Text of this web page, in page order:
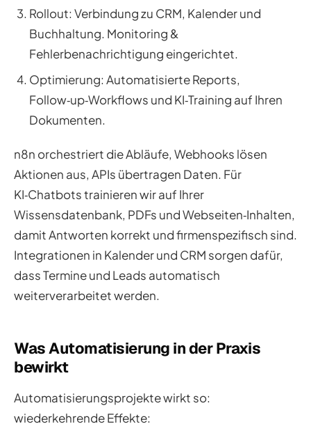
Rollout: Verbindung zu CRM, Kalender und
Buchhaltung. Monitoring &
Fehlerbenachrichtigung eingerichtet.
Optimierung: Automatisierte Reports,
Follow‑up‑Workflows und KI‑Training auf Ihren
Dokumenten.
n8n orchestriert die Abläufe, Webhooks lösen
Aktionen aus, APIs übertragen Daten. Für
KI‑Chatbots trainieren wir auf Ihrer
Wissensdatenbank, PDFs und Webseiten‑Inhalten,
damit Antworten korrekt und firmenspezifisch sind.
Integrationen in Kalender und CRM sorgen dafür,
dass Termine und Leads automatisch
weiterverarbeitet werden.
Was Automatisierung in der Praxis
bewirkt
Automatisierungsprojekte wirkt so:
wiederkehrende Effekte: